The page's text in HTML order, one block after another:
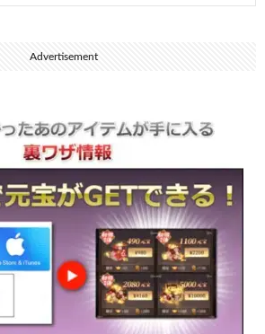
Advertisement